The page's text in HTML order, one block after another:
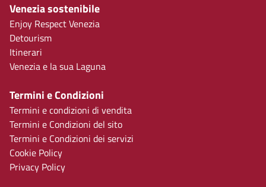
Venezia sostenibile
Enjoy Respect Venezia
Detourism
Itinerari
Venezia e la sua Laguna
Termini e Condizioni
Termini e condizioni di vendita
Termini e Condizioni del sito
Termini e Condizioni dei servizi
Cookie Policy
Privacy Policy